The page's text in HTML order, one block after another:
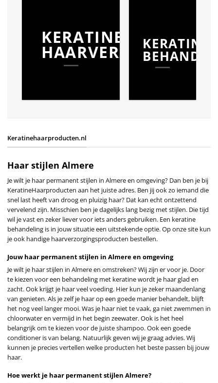
KERATINE
HAARVERZORGING
KERATINE
Keratinehaarproducten.nl
Haar stijlen Almere
Je wilt je haar permanent stijlen in Almere en omgeving? Dan ben je bij
KeratineHaarproducten aan het juiste adres. Ben jij ook zo iemand die
snel last heeft van droog en pluizig haar? Dat kan echt ontzettend
vervelend zijn. Misschien ben je dagelijks lang bezig met stijlen. Die tijd
wil je vast en zeker liever voor iets anders gebruiken. Een keratine
behandeling is in jouw situatie een uitstekende optie. Op onze site kun
je ook handige haarverzorgingsproducten bestellen.
Jouw haar permanent stijlen in Almere en omgeving
Je wilt je haar stijlen in Almere en omstreken? Wij zijn er voor je. Door
te kiezen voor een behandeling met keratine wordt je haar glad en
zacht. Ook krijgt je haar veel voeding. Hier kun je zeker maandenlang
van genieten. Als je zelf je haar op een goede manier behandelt, blijft
het nog veel langer mooi. Was je haar niet te vaak, ga niet zwemmen in
chloorwater en vermijd in het begin zeewater. Ook is het heel
belangrijk om te kiezen voor de juiste shampoo. Ook een goede
conditioner is van belang. Natuurlijk geven wij je graag advies. Wij
kunnen je precies vertellen welke producten het beste passen bij jouw
haar.
Hoe werkt je haar permanent stijlen Almere?